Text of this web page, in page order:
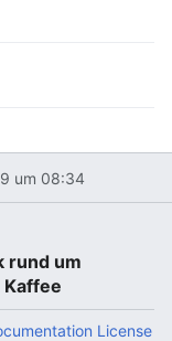
um 08:34
rund um
Kaffee
License